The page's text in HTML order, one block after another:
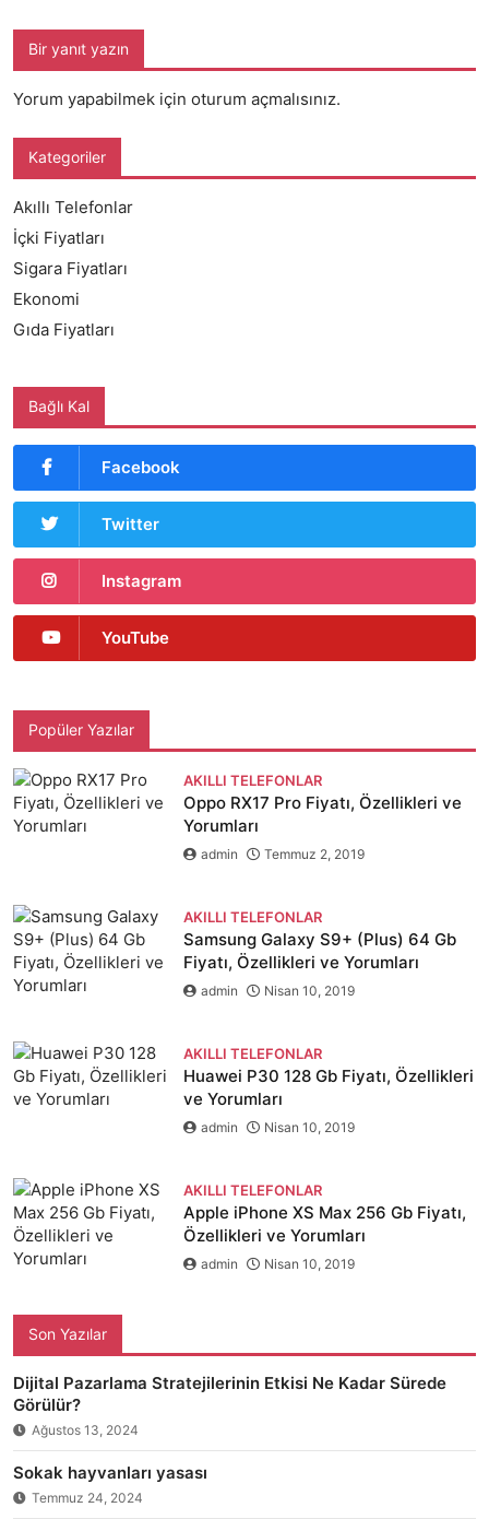
Bir yanıt yazın
Yorum yapabilmek için oturum açmalısınız.
Kategoriler
Akıllı Telefonlar
İçki Fiyatları
Sigara Fiyatları
Ekonomi
Gıda Fiyatları
Bağlı Kal
Facebook
Twitter
Instagram
YouTube
Popüler Yazılar
AKILLI TELEFONLAR
Oppo RX17 Pro Fiyatı, Özellikleri ve
Yorumları
admin Temmuz 2, 2019
AKILLI TELEFONLAR
Samsung Galaxy S9+ (Plus) 64 Gb
Fiyatı, Özellikleri ve Yorumları
admin Nisan 10, 2019
AKILLI TELEFONLAR
Huawei P30 128 Gb Fiyatı, Özellikleri
ve Yorumları
admin Nisan 10, 2019
AKILLI TELEFONLAR
Apple iPhone XS Max 256 Gb Fiyatı,
Özellikleri ve Yorumları
admin Nisan 10, 2019
Son Yazılar
Dijital Pazarlama Stratejilerinin Etkisi Ne Kadar Sürede
Görülür?
Ağustos 13, 2024
Sokak hayvanları yasası
Temmuz 24, 2024